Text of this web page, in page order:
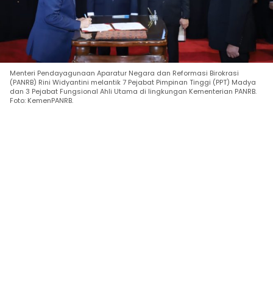
Menteri Pendayagunaan Aparatur Negara dan Reformasi Birokrasi
(PANRB) Rini Widyantini melantik 7 Pejabat Pimpinan Tinggi (PPT) Madya
dan 3 Pejabat Fungsional Ahli Utama di lingkungan Kementerian PANRB.
Foto: KemenPANRB.